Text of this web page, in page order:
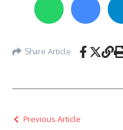
Share Article
Previous Article